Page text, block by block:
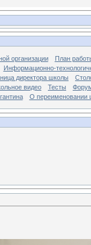
организации
План
Информационно-
директора школы
видео Тесты
О переименовании